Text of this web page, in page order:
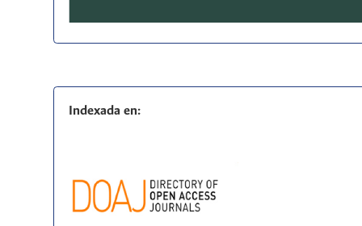
Indexada en: